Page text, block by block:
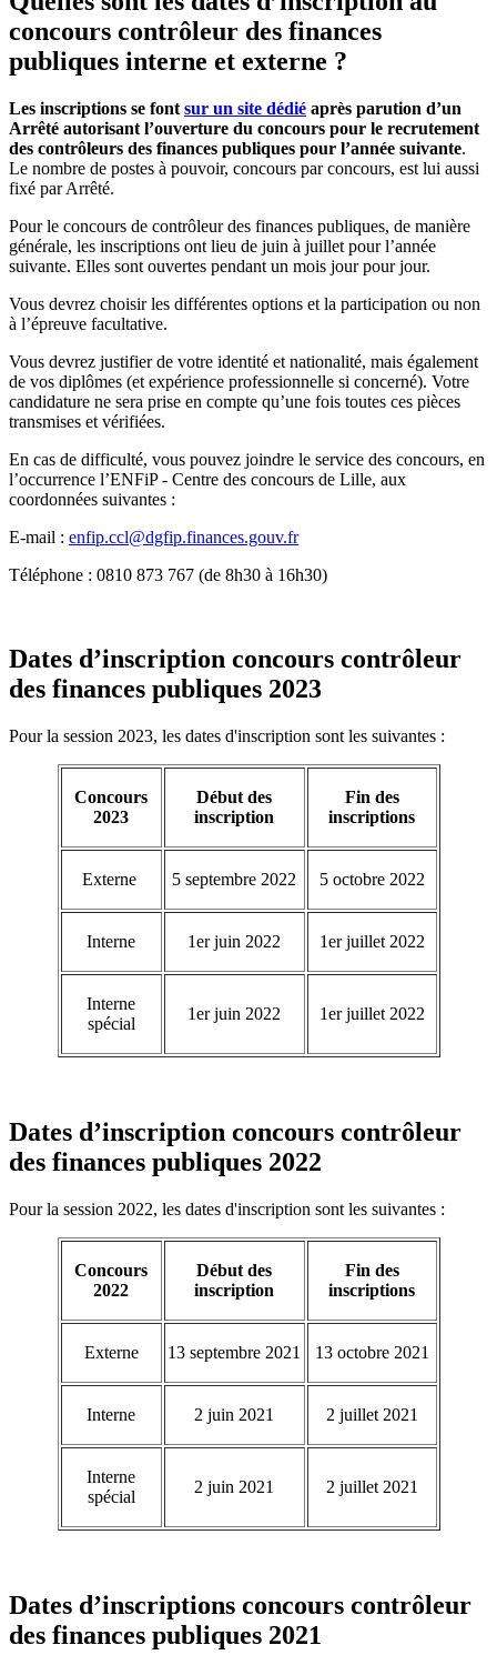
concours contrôleur des finances
publiques interne et externe ?
Les inscriptions se font sur un site dédié après parution d’un
Arrêté autorisant l’ouverture du concours pour le recrutement
des contrôleurs des finances publiques pour l’année suivante.
Le nombre de postes à pouvoir, concours par concours, est lui aussi
fixé par Arrêté.
Pour le concours de contrôleur des finances publiques, de manière
générale, les inscriptions ont lieu de juin à juillet pour l’année
suivante. Elles sont ouvertes pendant un mois jour pour jour.
Vous devrez choisir les différentes options et la participation ou non
à l’épreuve facultative.
Vous devrez justifier de votre identité et nationalité, mais également
de vos diplômes (et expérience professionnelle si concerné). Votre
candidature ne sera prise en compte qu’une fois toutes ces pièces
transmises et vérifiées.
En cas de difficulté, vous pouvez joindre le service des concours, en
l’occurrence l’ENFiP - Centre des concours de Lille, aux
coordonnées suivantes :
E-mail : enfip.ccl@dgfip.finances.gouv.fr
Téléphone : 0810 873 767 (de 8h30 à 16h30)
Dates d’inscription concours contrôleur
des finances publiques 2023
Pour la session 2023, les dates d'inscription sont les suivantes :
Concours
2023
Début des
inscription
Fin des
inscriptions
Externe 5 septembre 2022 5 octobre 2022
Interne 1er juin 2022 1er juillet 2022
Interne
spécial
1er juin 2022 1er juillet 2022
Dates d’inscription concours contrôleur
des finances publiques 2022
Pour la session 2022, les dates d'inscription sont les suivantes :
Concours
2022
Début des
inscription
Fin des
inscriptions
Externe 13 septembre 2021 13 octobre 2021
Interne 2 juin 2021 2 juillet 2021
Interne
spécial
2 juin 2021 2 juillet 2021
Dates d’inscriptions concours contrôleur
des finances publiques 2021